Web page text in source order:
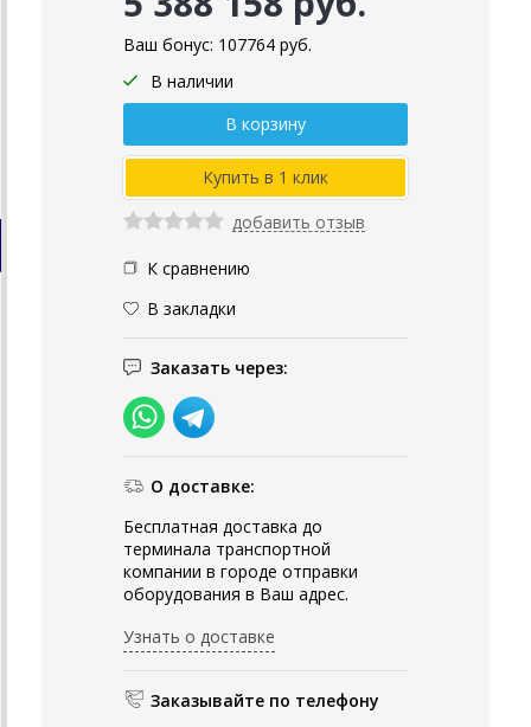
Ваш бонус: 107764 руб.
В наличии
добавить отзыв
К сравнению
В закладки
Заказать через:
О доставке:
Бесплатная доставка до
терминала транспортной
компании в городе отправки
оборудования в Ваш адрес.
Узнать о доставке
Заказывайте по телефону